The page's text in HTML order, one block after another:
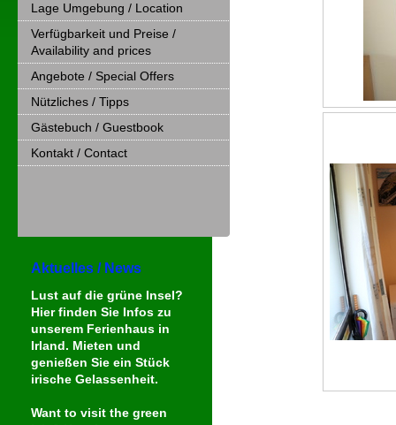
Lage Umgebung / Location
Verfügbarkeit und Preise /
Availability and prices
Angebote / Special Offers
Nützliches / Tipps
Gästebuch / Guestbook
Kontakt / Contact
Aktuelles / News
Lust auf die grüne Insel?
Hier finden Sie Infos zu
unserem Ferienhaus in
Irland. Mieten und
genießen Sie ein Stück
irische Gelassenheit.
Want to visit the green